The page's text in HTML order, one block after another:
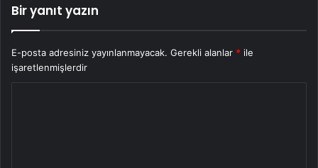
Bir yanıt yazın
E-posta adresiniz yayınlanmayacak. Gerekli alanlar * ile
işaretlenmişlerdir